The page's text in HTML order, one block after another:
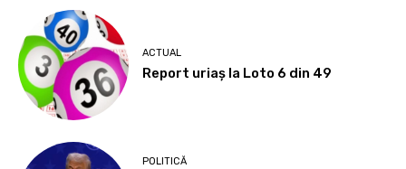
ACTUAL
Report uriaș la Loto 6 din 49
POLITICĂ